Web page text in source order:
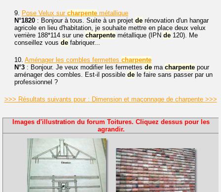
9. Pose Velux sur charpente métallique
N°1820 : Bonjour à tous. Suite à un projet de rénovation d'un hangar
agricole en lieu d'habitation, je souhaite mettre en place deux velux
verrière 188*114 sur une charpente métallique (IPN de 120). Me
conseillez vous de fabriquer...
10. Aménager les combles fermettes charpente
N°3 : Bonjour. Je veux modifier les fermettes de ma charpente pour
aménager des combles. Est-il possible de le faire sans passer par un
professionnel ?
>>> Résultats suivants pour : Dimension et maçonnage de charpente >>>
Images d'illustration du forum Toitures. Cliquez dessus pour les
agrandir.